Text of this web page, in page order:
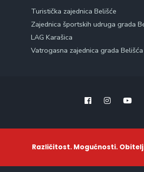
Turistička zajednica Belišće
Zajednica športskih udruga grada
LAG Karašica
Vatrogasna zajednica grada Belišća
Različitost. Mogućnosti.